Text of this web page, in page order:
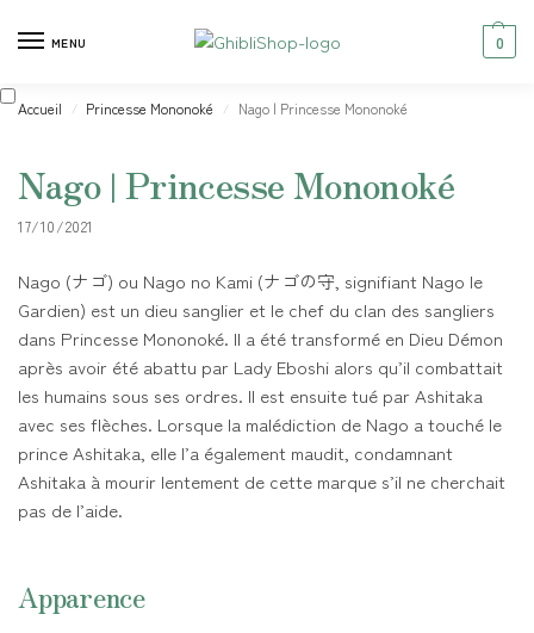
MENU 0
Accueil / Princesse Mononoké / Nago | Princesse Mononoké
Nago | Princesse Mononoké
17/10/2021
Nago (ナゴ) ou Nago no Kami (ナゴの守, signifiant Nago le
Gardien) est un dieu sanglier et le chef du clan des sangliers
dans Princesse Mononoké. Il a été transformé en Dieu Démon
après avoir été abattu par Lady Eboshi alors qu’il combattait
les humains sous ses ordres. Il est ensuite tué par Ashitaka
avec ses flèches. Lorsque la malédiction de Nago a touché le
prince Ashitaka, elle l’a également maudit, condamnant
Ashitaka à mourir lentement de cette marque s’il ne cherchait
pas de l’aide.
Apparence